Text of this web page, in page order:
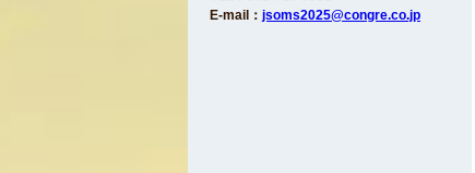
E-mail： jsoms2025@congre.co.jp